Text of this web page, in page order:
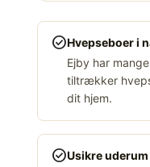
check_circleHvepseboer i
Ejby har
tiltrækker
dit hjem.
check_circleUsikre uderum